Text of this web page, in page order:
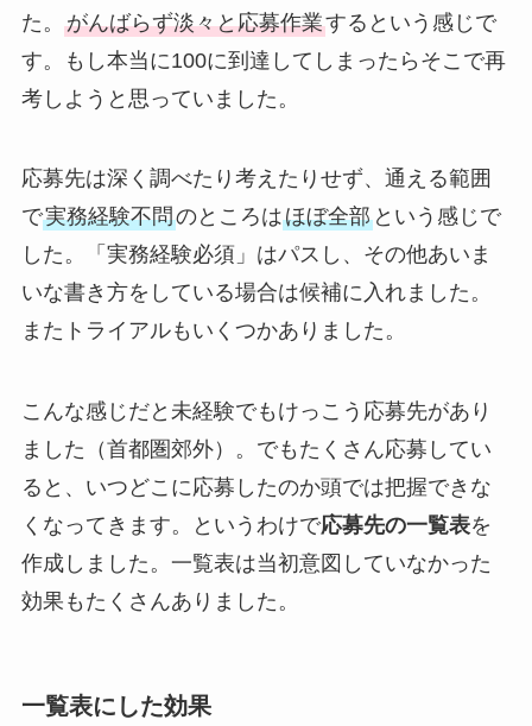
た。 がんばらず淡々と応募作業するという感じで
す。もし本当に100に到達してしまったらそこで再
考しようと思っていました。
応募先は深く調べたり考えたりせず、通える範囲
で実務経験不問のところはほぼ全部という感じで
した。「実務経験必須」はパスし、その他あいま
いな書き方をしている場合は候補に入れました。
またトライアルもいくつかありました。
こんな感じだと未経験でもけっこう応募先があり
ました（首都圏郊外）。でもたくさん応募してい
ると、いつどこに応募したのか頭では把握できな
くなってきます。というわけで応募先の一覧表を
作成しました。一覧表は当初意図していなかった
効果もたくさんありました。
一覧表にした効果